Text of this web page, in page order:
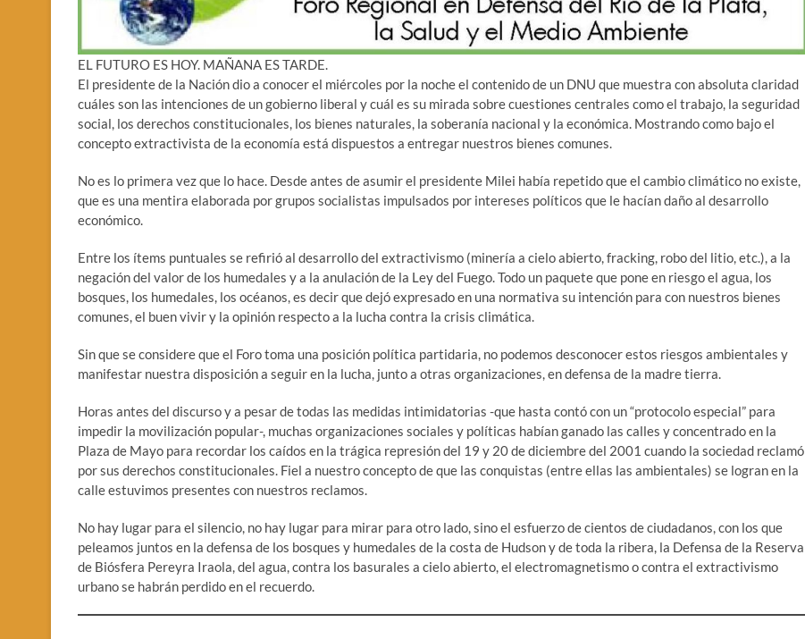
EL FUTURO ES HOY. MAÑANA ES TARDE.
El presidente de la Nación dio a conocer el miércoles por la noche el contenido de un DNU que muestra con absoluta claridad
cuáles son las intenciones de un gobierno liberal y cuál es su mirada sobre cuestiones centrales como el trabajo, la seguridad
social, los derechos constitucionales, los bienes naturales, la soberanía nacional y la económica. Mostrando como bajo el
concepto extractivista de la economía está dispuestos a entregar nuestros bienes comunes.
No es lo primera vez que lo hace. Desde antes de asumir el presidente Milei había repetido que el cambio climático no existe,
que es una mentira elaborada por grupos socialistas impulsados por intereses políticos que le hacían daño al desarrollo
económico.
Entre los ítems puntuales se refirió al desarrollo del extractivismo (minería a cielo abierto, fracking, robo del litio, etc.), a la
negación del valor de los humedales y a la anulación de la Ley del Fuego. Todo un paquete que pone en riesgo el agua, los
bosques, los humedales, los océanos, es decir que dejó expresado en una normativa su intención para con nuestros bienes
comunes, el buen vivir y la opinión respecto a la lucha contra la crisis climática.
Sin que se considere que el Foro toma una posición política partidaria, no podemos desconocer estos riesgos ambientales y
manifestar nuestra disposición a seguir en la lucha, junto a otras organizaciones, en defensa de la madre tierra.
Horas antes del discurso y a pesar de todas las medidas intimidatorias -que hasta contó con un “protocolo especial” para
impedir la movilización popular-, muchas organizaciones sociales y políticas habían ganado las calles y concentrado en la
Plaza de Mayo para recordar los caídos en la trágica represión del 19 y 20 de diciembre del 2001 cuando la sociedad reclamó
por sus derechos constitucionales. Fiel a nuestro concepto de que las conquistas (entre ellas las ambientales) se logran en la
calle estuvimos presentes con nuestros reclamos.
No hay lugar para el silencio, no hay lugar para mirar para otro lado, sino el esfuerzo de cientos de ciudadanos, con los que
peleamos juntos en la defensa de los bosques y humedales de la costa de Hudson y de toda la ribera, la Defensa de la Reserva
de Biósfera Pereyra Iraola, del agua, contra los basurales a cielo abierto, el electromagnetismo o contra el extractivismo
urbano se habrán perdido en el recuerdo.